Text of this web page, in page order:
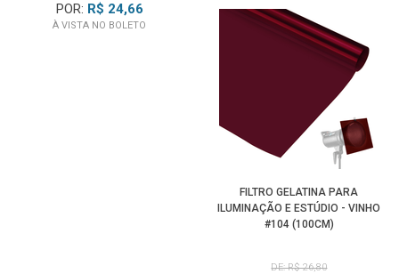
POR: R$ 24,66
À VISTA NO BOLETO
FILTRO GELATINA PARA
ILUMINAÇÃO E ESTÚDIO - VINHO
#104 (100CM)
DE: R$ 26,80